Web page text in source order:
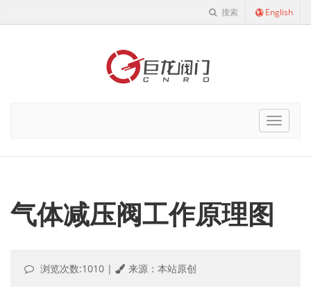
搜索 English
Cnro
气体减压阀工作原理图
浏览次数:1010 | 来源：本站原创